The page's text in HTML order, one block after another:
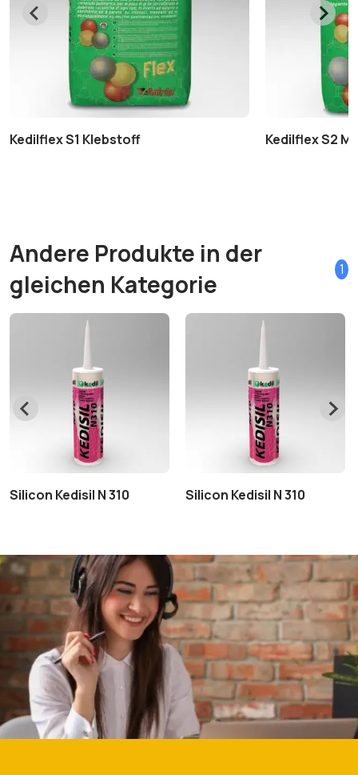
Kedilflex S1 Klebstoff Kedilflex S2
Andere Produkte in der
gleichen Kategorie
1
Silicon Kedisil N 310 Silicon Kedisil N 310